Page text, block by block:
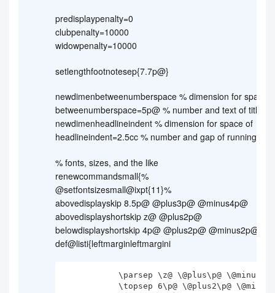
predisplaypenalty=0
clubpenalty=10000
widowpenalty=10000
setlengthfootnotesep{7.7p@}
newdimenbetweenumberspace % dimension for space
betweenumberspace=5p@ % number and text of titles
newdimenheadlineindent % dimension for space of
headlineindent=2.5cc % number and gap of running
% fonts, sizes, and the like
renewcommandsmall{%
@setfontsizesmall@ixpt{11}%
abovedisplayskip 8.5p@ @plus3p@ @minus4p@
abovedisplayshortskip z@ @plus2p@
belowdisplayshortskip 4p@ @plus2p@ @minus2p@
def@listi{leftmarginleftmargini
           \parsep \z@ \@plus\p@ \@minus\p@
           \topsep 6\p@ \@plus2\p@ \@minus4\p@